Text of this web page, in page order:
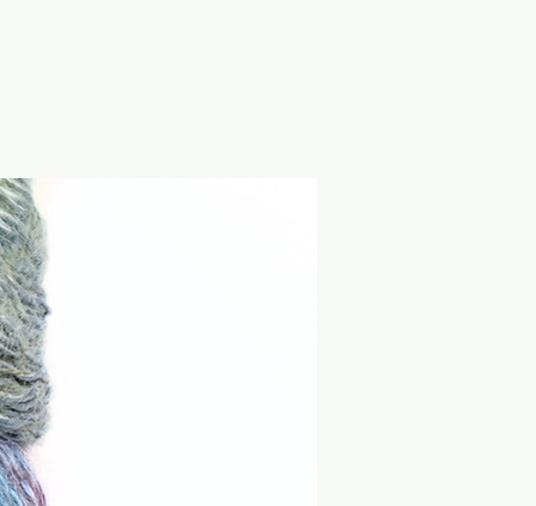
textilen Verarbeitung
zur weiteren textilen
zum Verzehr geeignet.
und
von Babys und
Kinder sollten das
verwenden. Von
Wärmequellen
bei bekannten
die